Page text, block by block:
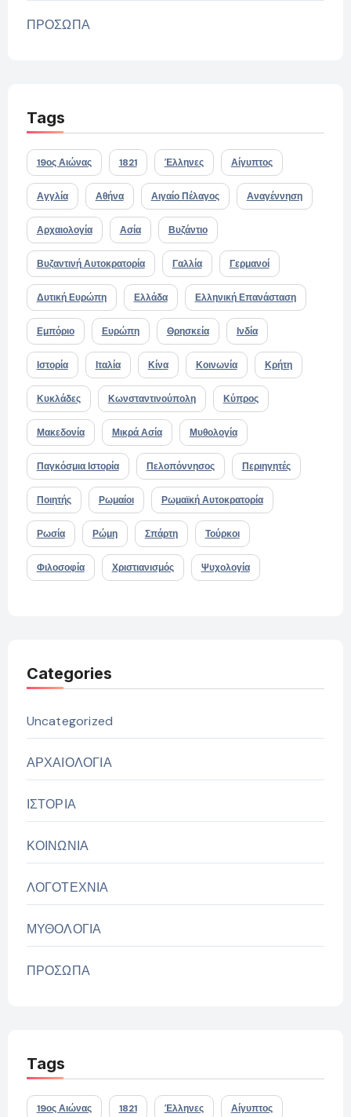
ΠΡΟΣΩΠΑ
Tags
19ος Αιώνας 1821 Έλληνες Αίγυπτος
Αγγλία Αθήνα Αιγαίο Πέλαγος Αναγέννηση
Αρχαιολογία Ασία Βυζάντιο
Βυζαντινή Αυτοκρατορία Γαλλία Γερμανοί
Δυτική Ευρώπη Ελλάδα Ελληνική Επανάσταση
Εμπόριο Ευρώπη Θρησκεία Ινδία
Ιστορία Ιταλία Κίνα Κοινωνία Κρήτη
Κυκλάδες Κωνσταντινούπολη Κύπρος
Μακεδονία Μικρά Ασία Μυθολογία
Παγκόσμια Ιστορία Πελοπόννησος Περιηγητές
Ποιητής Ρωμαίοι Ρωμαϊκή Αυτοκρατορία
Ρωσία Ρώμη Σπάρτη Τούρκοι
Φιλοσοφία Χριστιανισμός Ψυχολογία
Categories
Uncategorized
ΑΡΧΑΙΟΛΟΓΙΑ
ΙΣΤΟΡΙΑ
ΚΟΙΝΩΝΙΑ
ΛΟΓΟΤΕΧΝΙΑ
ΜΥΘΟΛΟΓΙΑ
ΠΡΟΣΩΠΑ
Tags
19ος Αιώνας 1821 Έλληνες Αίγυπτος